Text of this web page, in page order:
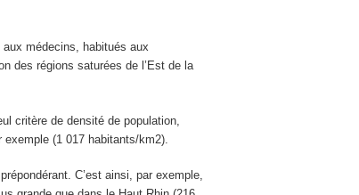
médecins, habitués aux
des régions saturées de l’Est de la
critère de densité de population,
exemple (1 017 habitants/km2).
C’est ainsi, par exemple,